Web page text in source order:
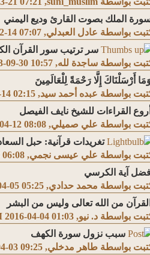
الملك بصوت القارئ وديع اليمني
بواسطة عادل العبدلي‏, 2016-12-14 07:07 PM
سر ترتيب سور القرآن
بواسطة ساجدة لله‏, 2013-09-30 10:57 PM
أَرْسَلْنَاكَ إِلَّا رَحْمَةً لِلْعَالَمِينَ
بواسطة عبده أحمد سيد‏, 2016-04-14 02:15 AM
أروع القراءات للشيخ نايف الفيصل
بواسطة علي صميلي‏, 2016-04-12 08:08 PM
تغريدات قرآنية: حبل
بواسطة علي عيسى نجمي‏, 2016-04-09 06:08 PM
آية الكرسي
بواسطة محمد حدادي‏, 2016-04-05 05:25 PM
القرآن من الله تعالى وليس من البشر
بواسطة د. نيو‏, 2016-04-04 01:03 AM
سبب نزول سورة الكهف
بواسطة طاهر مدخلي‏, 2016-04-03 09:25 PM